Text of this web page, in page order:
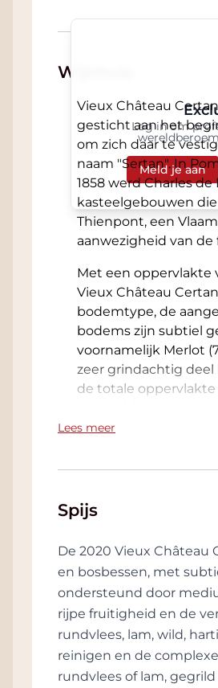
Log in om
Meld je aan
Wijnhuis
Vieux Château
gesticht aan het
om zich daar te
naam "Sertan". In
1858 werd Charles
kasteelgebouwen
Thienpont, een
aanwezigheid van
Met een oppervlakte
Vieux Château
bodemtype, de
bodems zijn subtiel
voornamelijk Merlot
zeer grindachtig
de totale oppervlakte
plateau, zorgen
optimaal de traditie
plaats in
afgemeten extractie
Vieux Château
Château Certan,
elk jaar een mix van
geproduceerd. De
subtiliteit van zijn
Lees meer
Spijs
De 2020 Vieux
en bosbessen, met
ondersteund door
rijpe fruitigheid en de
rundvlees, lam, wild,
reinigen en de
rundvlees of lam,